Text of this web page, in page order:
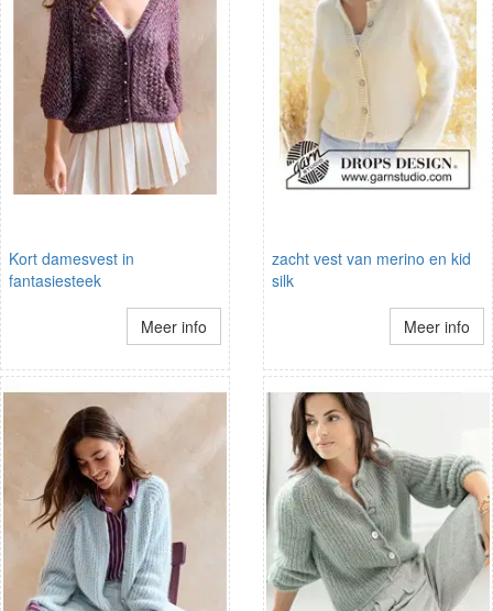
Kort damesvest in
fantasiesteek
Meer info
zacht vest van merino en kid
silk
Meer info